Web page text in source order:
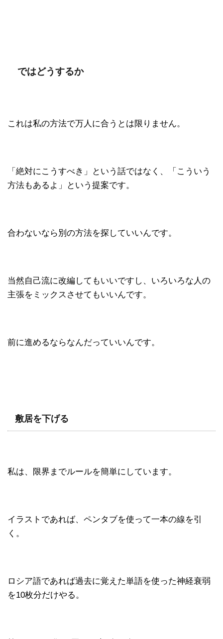
ではどうするか
これは私の方法で万人に合うとは限りません。
「絶対にこうすべき」という話ではなく、「こういう
方法もあるよ」という提案です。
合わないなら別の方法を探していいんです。
当然自己流に改編してもいいですし、いろいろな人の
主張をミックスさせてもいいんです。
前に進めるならなんだっていいんです。
敷居を下げる
私は、限界までルールを簡単にしています。
イラストであれば、ペンタブを使って一本の線を引
く。
ロシア語であれば過去に覚えた単語を使った神経衰弱
を10枚分だけやる。